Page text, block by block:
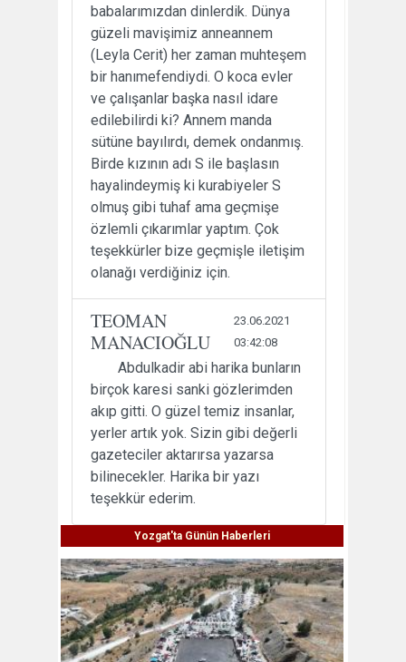
babalarımızdan dinlerdik. Dünya
güzeli mavişimiz anneannem
(Leyla Cerit) her zaman muhteşem
bir hanımefendiydi. O koca evler
ve çalışanlar başka nasıl idare
edilebilirdi ki? Annem manda
sütüne bayılırdı, demek ondanmış.
Birde kızının adı S ile başlasın
hayalindeymiş ki kurabiyeler S
olmuş gibi tuhaf ama geçmişe
özlemli çıkarımlar yaptım. Çok
teşekkürler bize geçmişle iletişim
olanağı verdiğiniz için.
TEOMAN
MANACIOĞLU
23.06.2021
03:42:08
Abdulkadir abi harika bunların
birçok karesi sanki gözlerimden
akıp gitti. O güzel temiz insanlar,
yerler artık yok. Sizin gibi değerli
gazeteciler aktarırsa yazarsa
bilinecekler. Harika bir yazı
teşekkür ederim.
Yozgat'ta Günün Haberleri